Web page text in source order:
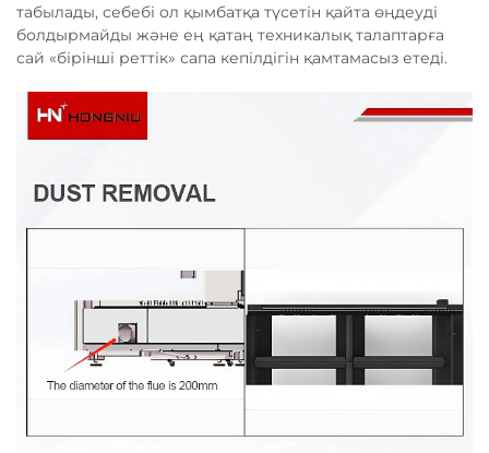
табылады, себебі ол қымбатқа түсетін қайта өңдеуді
болдырмайды және ең қатаң техникалық талаптарға
сай «бірінші реттік» сапа кепілдігін қамтамасыз етеді.